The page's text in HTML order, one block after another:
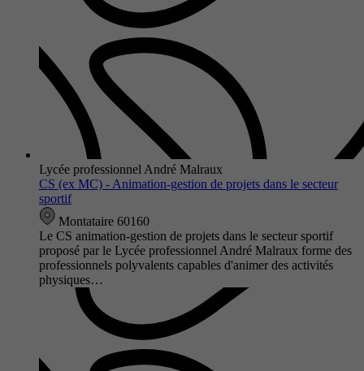
Lycée professionnel André Malraux
CS (ex MC) - Animation-gestion de projets dans le secteur
sportif
Montataire 60160
Le CS animation-gestion de projets dans le secteur sportif
proposé par le Lycée professionnel André Malraux forme des
professionnels polyvalents capables d'animer des activités
physiques…